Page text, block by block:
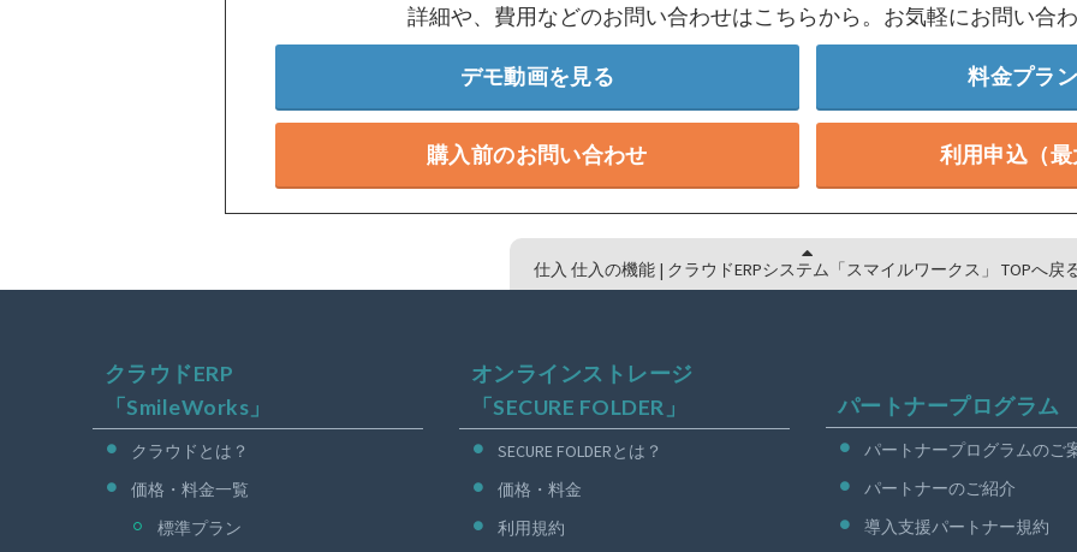
詳細や、費用などのお問い合わせはこちらから。お気軽にお問い合
デモ動画を見る 料金プラ
購入前のお問い合わせ 利用申込（
仕入 仕入の機能 | クラウドERPシステム「スマイルワークス」 TOPへ戻
クラウドERP
「SmileWorks」
クラウドとは？
価格・料金一覧
標準プラン
オンラインストレージ
「SECURE FOLDER」
SECURE FOLDERとは？
価格・料金
利用規約
パートナープログラム
パートナープログラムのご
パートナーのご紹介
導入支援パートナー規約